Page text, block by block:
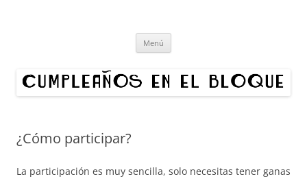
Organizamos exposiciones en bloques de Madrid. ¿Quieres hacer un
Menú
¿Cómo participar?
La participación es muy sencilla, solo necesitas tener ganas